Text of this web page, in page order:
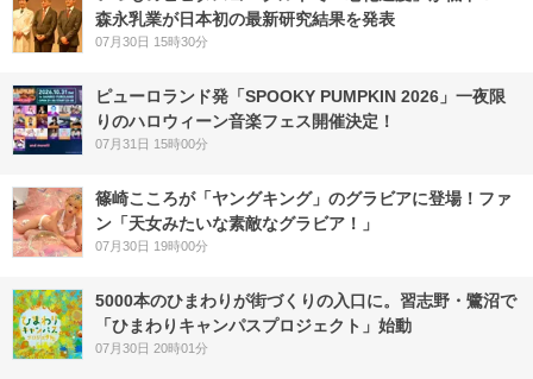
森永乳業が日本初の最新研究結果を発表
07月30日 15時30分
ピューロランド発「SPOOKY PUMPKIN 2026」一夜限
りのハロウィーン音楽フェス開催決定！
07月31日 15時00分
篠崎こころが「ヤングキング」のグラビアに登場！ファ
ン「天女みたいな素敵なグラビア！」
07月30日 19時00分
5000本のひまわりが街づくりの入口に。習志野・鷺沼で
「ひまわりキャンパスプロジェクト」始動
07月30日 20時01分